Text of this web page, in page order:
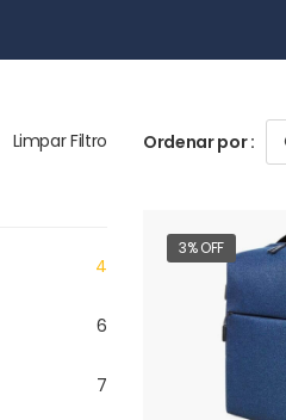
Limpar Filtro
4
6
7
Ordenar por :
3% OFF